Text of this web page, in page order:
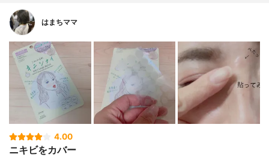
はまちママ
4.00
ニキビをカバー